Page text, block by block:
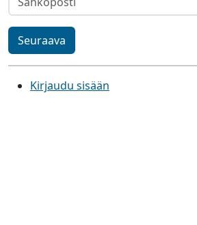
Seuraava
Kirjaudu sisään